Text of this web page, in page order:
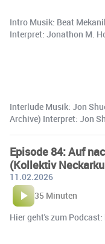
Intro Musik: Beat
Interpret: Jonathon M.
Interlude Musik: Jon
Archive) Interpret: Jon
Episode 84: Auf
(Kollektiv
11.02.2026
35 Minuten
Hier geht's zum